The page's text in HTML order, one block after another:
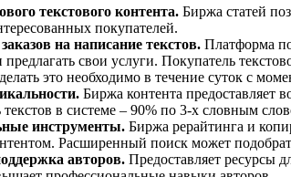
текстового контента. Биржа статей
покупателей.
на написание текстов. Платформа
предлагать свои услуги. Покупатель
это необходимо в течение суток с
Биржа контента предоставляет
текстов в системе – 90% по 3-х словным
инструменты. Биржа рерайтинга и
Расширенный поиск может
авторов. Предоставляет ресурсы